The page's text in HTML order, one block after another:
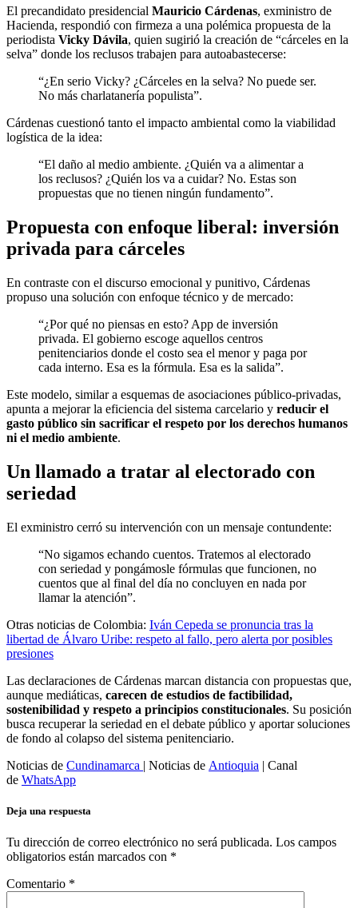
El precandidato presidencial Mauricio Cárdenas, exministro de
Hacienda, respondió con firmeza a una polémica propuesta de la
periodista Vicky Dávila, quien sugirió la creación de “cárceles en la
selva” donde los reclusos trabajen para autoabastecerse:
“¿En serio Vicky? ¿Cárceles en la selva? No puede ser.
No más charlatanería populista”.
Cárdenas cuestionó tanto el impacto ambiental como la viabilidad
logística de la idea:
“El daño al medio ambiente. ¿Quién va a alimentar a
los reclusos? ¿Quién los va a cuidar? No. Estas son
propuestas que no tienen ningún fundamento”.
Propuesta con enfoque liberal: inversión
privada para cárceles
En contraste con el discurso emocional y punitivo, Cárdenas
propuso una solución con enfoque técnico y de mercado:
“¿Por qué no piensas en esto? App de inversión
privada. El gobierno escoge aquellos centros
penitenciarios donde el costo sea el menor y paga por
cada interno. Esa es la fórmula. Esa es la salida”.
Este modelo, similar a esquemas de asociaciones público-privadas,
apunta a mejorar la eficiencia del sistema carcelario y reducir el
gasto público sin sacrificar el respeto por los derechos humanos
ni el medio ambiente.
Un llamado a tratar al electorado con
seriedad
El exministro cerró su intervención con un mensaje contundente:
“No sigamos echando cuentos. Tratemos al electorado
con seriedad y pongámosle fórmulas que funcionen, no
cuentos que al final del día no concluyen en nada por
llamar la atención”.
Otras noticias de Colombia: Iván Cepeda se pronuncia tras la
libertad de Álvaro Uribe: respeto al fallo, pero alerta por posibles
presiones
Las declaraciones de Cárdenas marcan distancia con propuestas que,
aunque mediáticas, carecen de estudios de factibilidad,
sostenibilidad y respeto a principios constitucionales. Su posición
busca recuperar la seriedad en el debate público y aportar soluciones
de fondo al colapso del sistema penitenciario.
Noticias de Cundinamarca | Noticias de Antioquia | Canal
de WhatsApp
Deja una respuesta
Tu dirección de correo electrónico no será publicada. Los campos
obligatorios están marcados con *
Comentario *